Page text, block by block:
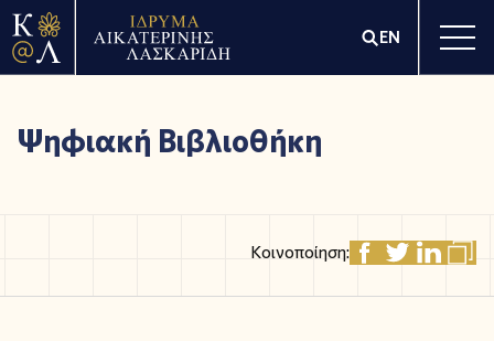
EN
Ψηφιακή Βιβλιοθήκη
Κοινοποίηση: